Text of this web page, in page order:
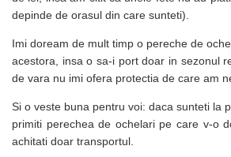
depinde de orasul din care sunteti).
Imi doream de mult timp o pereche de
acestora, insa o sa-i port doar in sezonul
de vara nu imi ofera protectia de care am
Si o veste buna pentru voi: daca sunteti la
primiti perechea de ochelari pe care v-o
achitati doar transportul.